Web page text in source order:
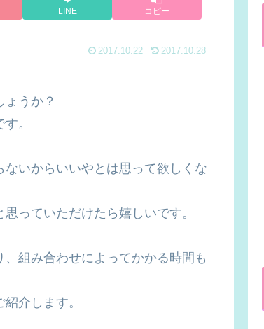
LINE コピー
2017.10.22 2017.10.28
うか？
。
いからいいやとは思って欲しくな
っていただけたら嬉しいです。
組み合わせによってかかる時間も
介します。